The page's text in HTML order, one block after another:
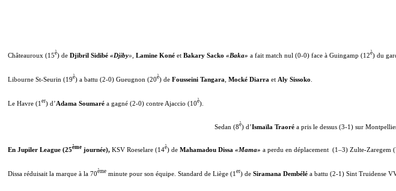
Châteauroux (15è) de Djibril Sidibé «Djiby», Lamine Koné et Bakary Sacko «Baka» a fait match nul (0-0) face à Guingamp (12è) du
Libourne St-Seurin (19è) a battu (2-0) Gueugnon (20è) de Fousseini Tangara Mocké Diarra et Aly Sissoko
Le Havre (1 er) d’Adama Soumaré a gagné (2-0) contre Ajaccio (10è).
Sedan (8è) d’Ismaïla Traoré a pris le dessus (3-1) sur
En Jupiler League (25ème journée), KSV Roeselare (14è) de Mahamadou Dissa «Mama» a perdu en déplacement (1–3) Zulte-Zaregem
Dissa réduisait la marque à la 70ème minute pour son équipe. Standard de Liège (1 er) de Siramana Dembélé a battu (2-1) Sint Truidense